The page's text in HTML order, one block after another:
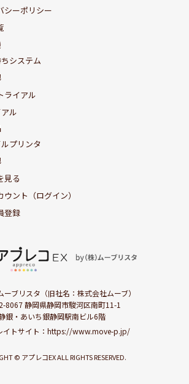
シーポリシー
システム
ライアル
ル
プリンタ
見る
ウント（ログイン）
登録
ーブリスタ（旧社名：株式会社ムーブ）
8067 静岡県静岡市駿河区南町11-1
銀・あいち銀静岡駅南ビル6階
イトサイト： https://www.move-p.jp/
© アプレコEX ALL RIGHTS RESERVED.